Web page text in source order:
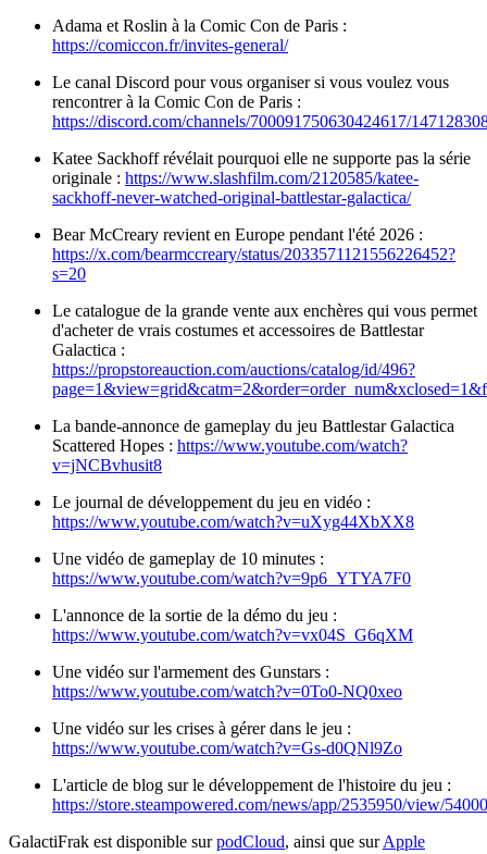
Adama et Roslin à la Comic Con de Paris :
https://comiccon.fr/invites-general/
Le canal Discord pour vous organiser si vous voulez vous
rencontrer à la Comic Con de Paris :
https://discord.com/channels/700091750630424617/
Katee Sackhoff révélait pourquoi elle ne supporte pas la série
originale : https://www.slashfilm.com/2120585/katee-
sackhoff-never-watched-original-battlestar-galactica/
Bear McCreary revient en Europe pendant l'été 2026 :
https://x.com/bearmccreary/status/2033571121556226452?
s=20
Le catalogue de la grande vente aux enchères qui vous permet
d'acheter de vrais costumes et accessoires de Battlestar
Galactica :
https://propstoreauction.com/auctions/catalog/id/496?
La bande-annonce de gameplay du jeu Battlestar Galactica
Scattered Hopes : https://www.youtube.com/watch?
v=jNCBvhusit8
Le journal de développement du jeu en vidéo :
https://www.youtube.com/watch?v=uXyg44XbXX8
Une vidéo de gameplay de 10 minutes :
https://www.youtube.com/watch?v=9p6_YTYA7F0
L'annonce de la sortie de la démo du jeu :
https://www.youtube.com/watch?v=vx04S_G6qXM
Une vidéo sur l'armement des Gunstars :
https://www.youtube.com/watch?v=0To0-NQ0xeo
Une vidéo sur les crises à gérer dans le jeu :
https://www.youtube.com/watch?v=Gs-d0QNl9Zo
L'article de blog sur le développement de l'histoire du jeu :
https://store.steampowered.com/news/app/2535950/view/
GalactiFrak est disponible surpodCloud, ainsi que surApple